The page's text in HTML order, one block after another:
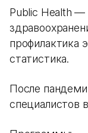
Public Health —
профилактика
статистика.
После
специалистов